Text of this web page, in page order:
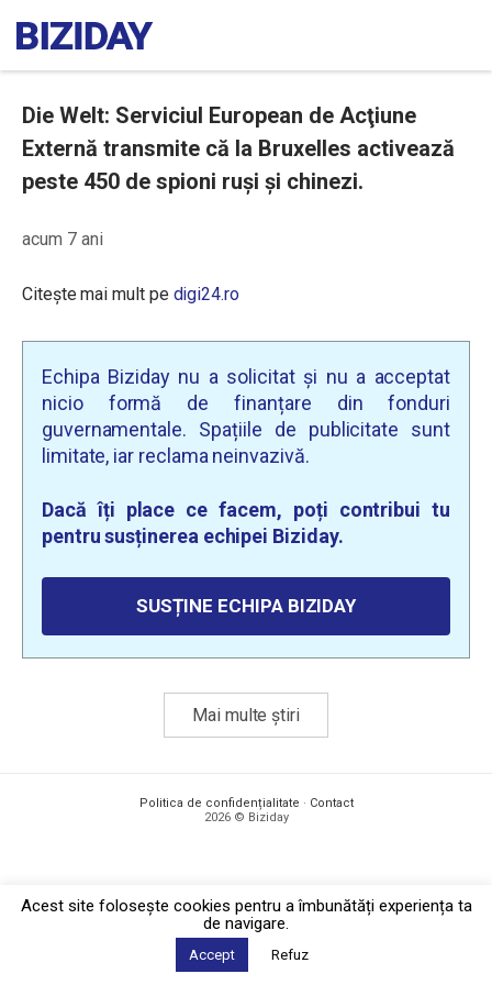
Die Welt: Serviciul European de Acţiune
Externă transmite că la Bruxelles activează
peste 450 de spioni ruși și chinezi.
acum 7 ani
Citește mai mult pe digi24.ro
Echipa Biziday nu a solicitat și nu a acceptat
nicio formă de finanțare din fonduri
guvernamentale. Spațiile de publicitate sunt
limitate, iar reclama neinvazivă.
Dacă îți place ce facem, poți contribui tu
pentru susținerea echipei Biziday.
SUSȚINE ECHIPA BIZIDAY
Mai multe știri
Politica de confidențialitate · Contact
2026 © Biziday
Acest site foloseşte cookies pentru a îmbunătăți experiența ta
de navigare.
Accept Refuz